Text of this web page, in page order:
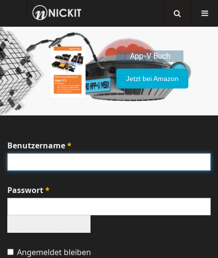
App-V Buch
Jetzt bei Amazon
Benutzername*
Passwort*
Angemeldet bleiben